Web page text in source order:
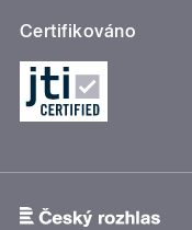
Certifikováno